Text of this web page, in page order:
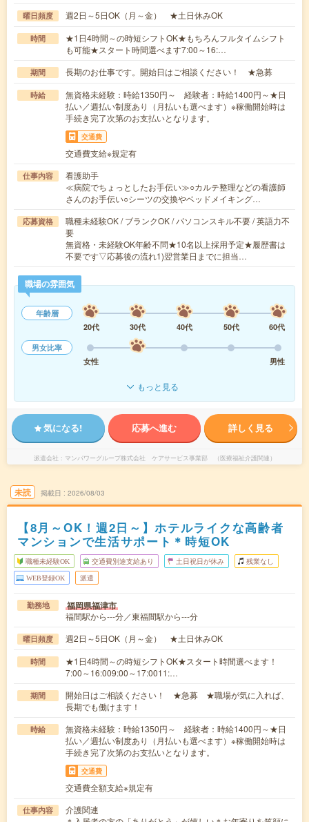
曜日頻度 週2日～5日OK（月～金） ★土日休みOK
時間
★1日4時間～の時短シフトOK★もちろんフルタイムシフト
も可能★スタート時間選べます7:00～16:…
期間 長期のお仕事です。開始日はご相談ください！ ★急募
時給
無資格未経験：時給1350円～ 経験者：時給1400円～★日
払い／週払い制度あり（月払いも選べます）※稼働開始時は
手続き完了次第のお支払いとなります。
交通費
交通費支給※規定有
仕事内容
看護助手
≪病院でちょっとしたお手伝い≫○カルテ整理などの看護師
さんのお手伝い○シーツの交換やベッドメイキング…
応募資格
職種未経験OK / ブランクOK / パソコンスキル不要 / 英語力不
要
無資格・未経験OK年齢不問★10名以上採用予定★履歴書は
不要です▽応募後の流れ1)翌営業日までに担当…
職場の雰囲気
年齢層
20代
30代 40代 50代
60代
男女比率
女性
男性
もっと見る
気になる! 応募へ進む 詳しく見る
派遣会社 マンパワーグループ株式会社 ケアサービス事業部 （医療福祉介護関連）
未読 掲載日 2026/08/03
【8月～OK！週2日～】ホテルライクな高齢者
マンションで生活サポート＊時短OK
職種未経験OK 交通費別途支給あり 土日祝日が休み 残業なし
WEB登録OK 派遣
勤務地 福岡県福津市
福間駅から---分／東福間駅から---分
曜日頻度 週2日～5日OK（月～金） ★土日休みOK
時間
★1日4時間～の時短シフトOK★スタート時間選べます！
7:00～16:009:00～17:0011:…
期間
開始日はご相談ください！ ★急募 ★職場が気に入れば、
長期でも働けます！
時給
無資格未経験：時給1350円～ 経験者：時給1400円～★日
払い／週払い制度あり（月払いも選べます）※稼働開始時は
手続き完了次第のお支払いとなります。
交通費
交通費全額支給※規定有
仕事内容
介護関連